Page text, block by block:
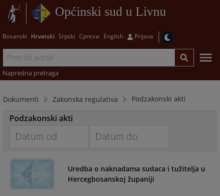
Općinski sud u Livnu
Bosanski Hrvatski Srpski Српски English Prijava
Napredna pretraga
Dokumenti Zakonska regulativa Podzakonski akti
Podzakonski akti
forward
interact
forward
to
interact
Uredba o naknadama sudaca i tužitelja u
Hercegbosanskoj županiji